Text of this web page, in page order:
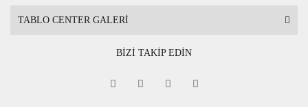
TABLO CENTER GALERİ
BİZİ TAKİP EDİN